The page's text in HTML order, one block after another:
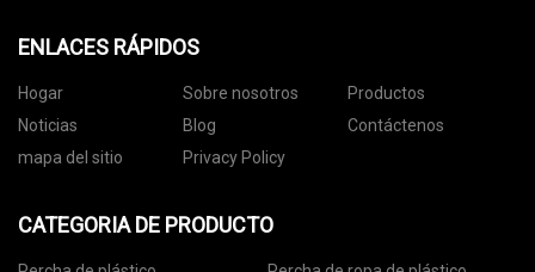
ENLACES RÁPIDOS
Hogar Sobre nosotros
Productos
Noticias
Blog
Contáctenos
mapa del sitio
Privacy Policy
CATEGORIA DE PRODUCTO